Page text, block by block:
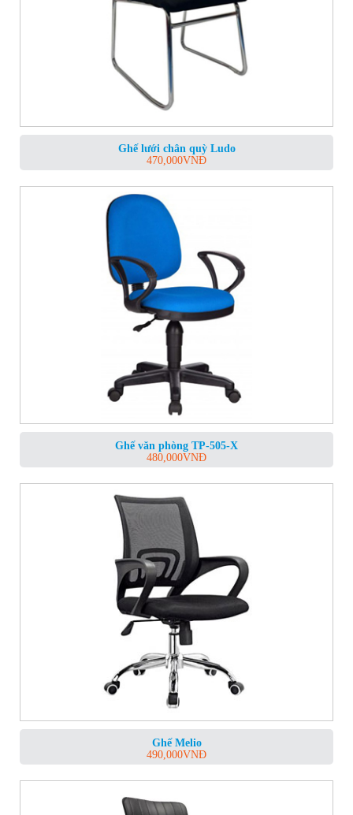
Ghế lưới chân quỳ Ludo
470,000VNĐ
Ghế văn phòng TP-505-X
480,000VNĐ
Ghế Melio
490,000VNĐ